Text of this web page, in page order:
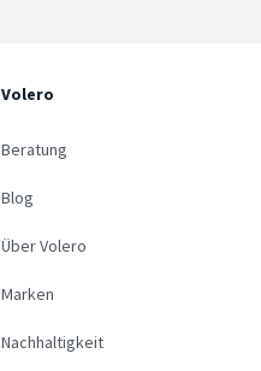
Volero
Beratung
Blog
Über Volero
Marken
Nachhaltigkeit